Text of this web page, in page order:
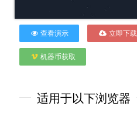
查看演示 立即下载
机器币获取
适用于以下浏览器